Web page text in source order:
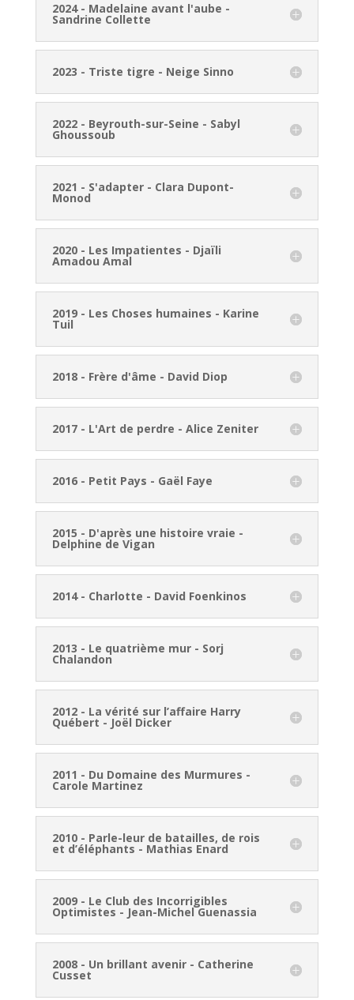
2024 - Madelaine avant l'aube -
Sandrine Collette
2023 - Triste tigre - Neige Sinno
2022 - Beyrouth-sur-Seine - Sabyl
Ghoussoub
2021 - S'adapter - Clara Dupont-
Monod
2020 - Les Impatientes - Djaïli
Amadou Amal
2019 - Les Choses humaines - Karine
Tuil
2018 - Frère d'âme - David Diop
2017 - L'Art de perdre - Alice Zeniter
2016 - Petit Pays - Gaël Faye
2015 - D'après une histoire vraie -
Delphine de Vigan
2014 - Charlotte - David Foenkinos
2013 - Le quatrième mur - Sorj
Chalandon
2012 - La vérité sur l’affaire Harry
Québert - Joël Dicker
2011 - Du Domaine des Murmures -
Carole Martinez
2010 - Parle-leur de batailles, de rois
et d’éléphants - Mathias Enard
2009 - Le Club des Incorrigibles
Optimistes - Jean-Michel Guenassia
2008 - Un brillant avenir - Catherine
Cusset